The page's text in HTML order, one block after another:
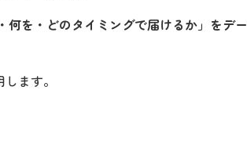
何を・どのタイミングで届けるか」をデー
ます。